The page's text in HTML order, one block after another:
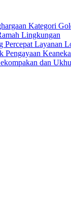
Kategori
Lingkungan
Layanan
dan